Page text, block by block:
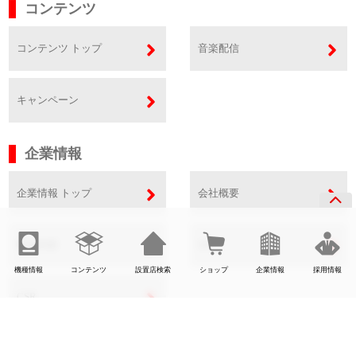
機種情報 コンテンツ 設置店検索 ショップ 企業情報 採用情報
コンテンツ
コンテンツ トップ 音楽配信
キャンペーン
企業情報
企業情報 トップ 会社概要
事業内容 SDGs